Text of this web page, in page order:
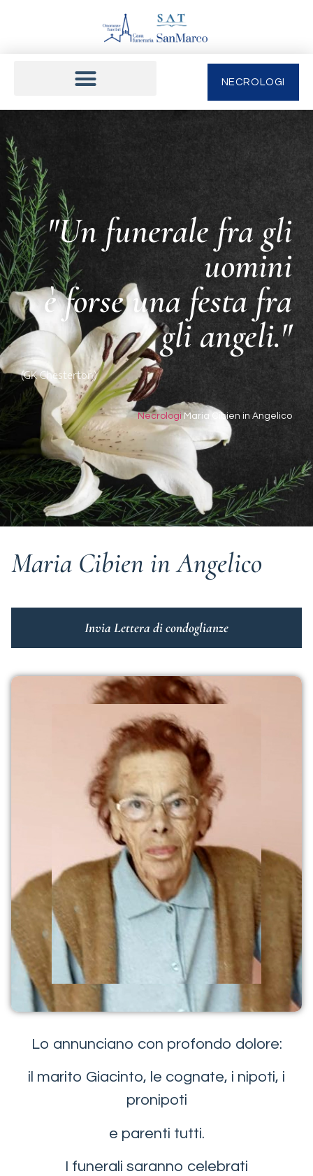
NECROLOGI
"Un funerale fra gli
uomini
è forse una festa fra
gli angeli."
(GK Chesterton)
Necrologi Maria Cibien in Angelico
Maria Cibien in Angelico
Invia Lettera di condoglianze
Lo annunciano con profondo dolore:
il marito Giacinto, le cognate, i nipoti, i
pronipoti
e parenti tutti.
I funerali saranno celebrati